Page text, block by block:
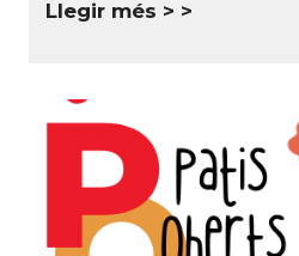
Llegir més >